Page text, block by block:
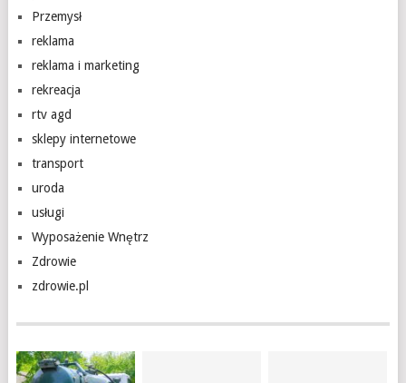
Przemysł
reklama
reklama i marketing
rekreacja
rtv agd
sklepy internetowe
transport
uroda
usługi
Wyposażenie Wnętrz
Zdrowie
zdrowie.pl